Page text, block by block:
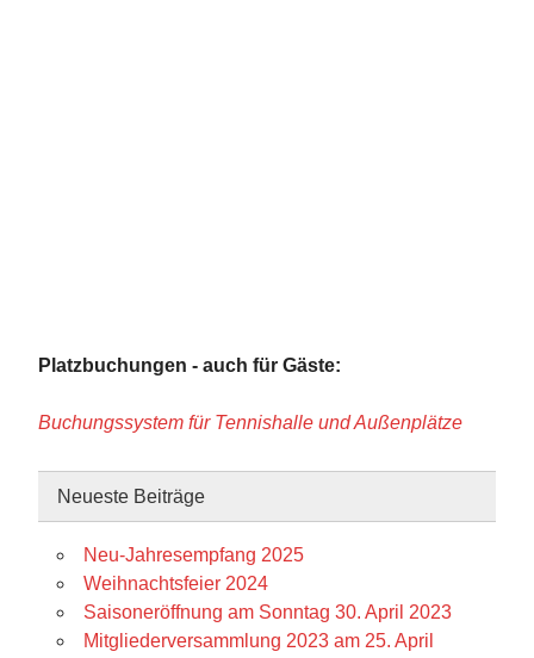
Platzbuchungen - auch für Gäste:
Buchungssystem für Tennishalle und Außenplätze
Neueste Beiträge
Neu-Jahresempfang 2025
Weihnachtsfeier 2024
Saisoneröffnung am Sonntag 30. April 2023
Mitgliederversammlung 2023 am 25. April